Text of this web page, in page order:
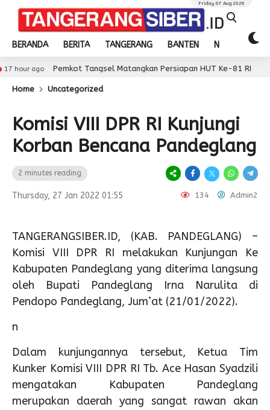
BERANDA BERITA TANGERANG BANTEN NASIONAL
Friday, 07 Aug 2026
Pemkot Tangsel Matangkan Persiapan HUT Ke-81 RI 17 hour
Home Uncategorized
Komisi VIII DPR RI Kunjungi
Korban Bencana Pandeglang
2 minutes reading
Thursday, 27 Jan 2022 01:55 134 Admin2
TANGERANGSIBER.ID, (KAB. PANDEGLANG) –
Komisi VIII DPR RI melakukan Kunjungan Ke
Kabupaten Pandeglang yang diterima langsung
oleh Bupati Pandeglang Irna Narulita di
Pendopo Pandeglang, Jum’at (21/01/2022).
n
Dalam kunjungannya tersebut, Ketua Tim
Kunker Komisi VIII DPR RI Tb. Ace Hasan Syadzili
mengatakan Kabupaten Pandeglang
merupakan daerah yang sangat rawan akan